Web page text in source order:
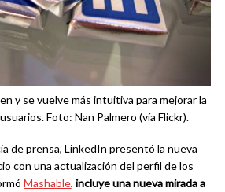
y se vuelve más intuitiva para mejorar la
Foto: Nan Palmero (vía Flickr).
de prensa, LinkedIn presentó la nueva
con una actualización del perfil de los
Mashable, incluye una nueva mirada a